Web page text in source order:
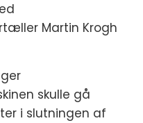
Martin Krogh
skulle gå
i slutningen af